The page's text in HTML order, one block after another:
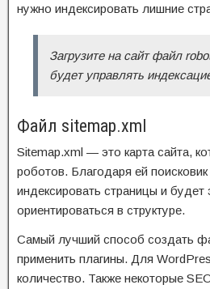
нужно индексировать лишние
Загрузите на сайт файл
будет управлять
Файл sitemap.xml
Sitemap.xml — это карта сайта,
роботов. Благодаря ей
индексировать страницы и
ориентироваться в структуре.
Самый лучший способ создать
применить плагины. Для
количество. Также некоторые